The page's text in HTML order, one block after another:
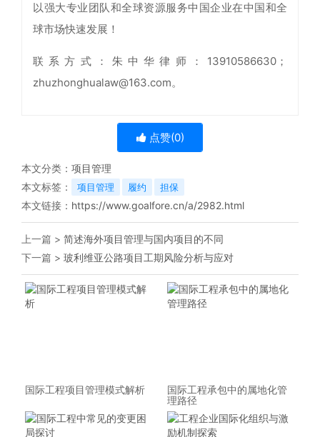
以强大专业团队和全球资源服务中国企业在中国和全
球市场快速发展！
联系方式：朱中华律师：13910586630；
zhuzhonghualaw@163.com。
点赞(0)
本文分类： 项目管理
本文标签：
项目管理 履约 担保
本文链接： https://www.goalfore.cn/a/2982.html
上一篇 > 简述海外项目管理与国内项目的不同
下一篇 > 玻利维亚公路项目工期风险分析与应对
国际工程项目管理模式解析
国际工程承包中的属地化管
理路径